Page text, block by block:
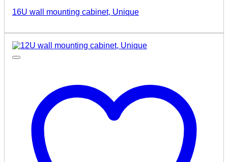
16U wall mounting cabinet, Unique